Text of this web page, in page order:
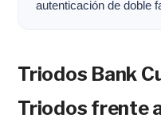
autenticación de doble
Triodos Bank
Triodos frente